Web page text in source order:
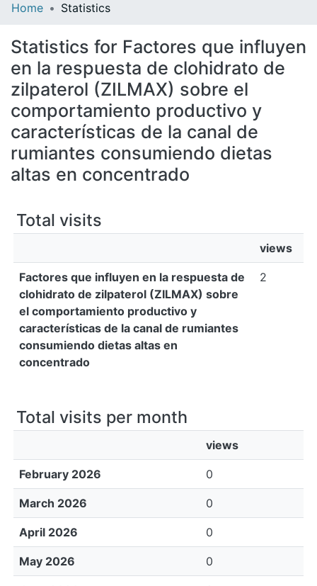
All of DSpace
Bibliotecas
Home Statistics
Statistics for Factores que influyen
en la respuesta de clohidrato de
zilpaterol (ZILMAX) sobre el
comportamiento productivo y
características de la canal de
rumiantes consumiendo dietas
altas en concentrado
Total visits
views
Factores que influyen en la respuesta de
clohidrato de zilpaterol (ZILMAX) sobre
el comportamiento productivo y
características de la canal de rumiantes
consumiendo dietas altas en
concentrado
2
Total visits per month
views
February 2026 0
March 2026 0
April 2026 0
May 2026 0